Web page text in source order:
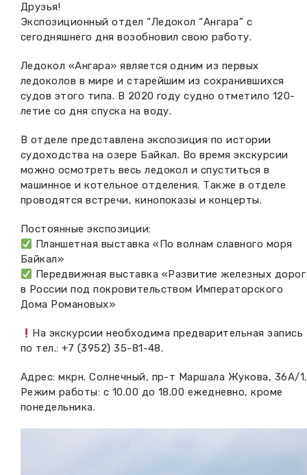
Проекты и программы
Научные издания
Новости
Прейскурант
Дирекция
Ледокол Ангара
КПЦ им. свт. Иннокентия (Вениаминова)
Научно-фондовый отдел
Мемориальный дом А.М. Тюрюмина
Музеи региона
Передвижные выставки
Профессиональные мероприятия
Друзья!
Экспозиционный отдел “Ледокол “Ангара” с
сегодняшнего дня возобновил свою работу.
Ледокол «Ангара» является одним из первых
ледоколов в мире и старейшим из сохранившихся
судов этого типа. В 2020 году судно отметило 120-
летие со дня спуска на воду.
В отделе представлена экспозиция по истории
судоходства на озере Байкал. Во время экскурсии
можно осмотреть весь ледокол и спуститься в
машинное и котельное отделения. Также в отделе
проводятся встречи, кинопоказы и концерты.
Постоянные экспозиции:
Планшетная выставка «По волнам славного моря
Байкал»
Передвижная выставка «Развитие железных дорог
в России под покровительством Императорского
Дома Романовых»
На экскурсии необходима предварительная запись
по тел.: +7 (3952) 35-81-48.
Адрес: мкрн. Солнечный, пр-т Маршала Жукова, 36А/1.
Режим работы: с 10.00 до 18.00 ежедневно, кроме
понедельника.